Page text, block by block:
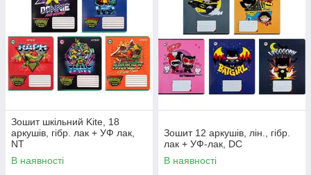
Зошит шкільний Kite, 18
аркушів, гібр. лак + УФ лак,
NT
В наявності
Зошит 12 аркушів, лін., гібр.
лак + УФ-лак, DC
В наявності